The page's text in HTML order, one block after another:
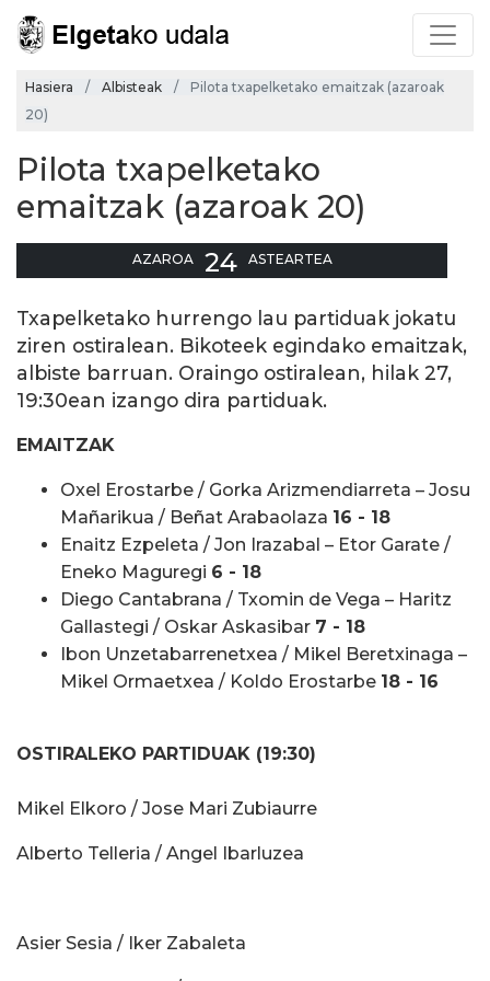
Hasiera Albisteak
Pilota txapelketako emaitzak (azaroak
20)
Pilota txapelketako
emaitzak (azaroak 20)
AZAROA 24 ASTEARTEA
Txapelketako hurrengo lau partiduak jokatu
ziren ostiralean. Bikoteek egindako emaitzak,
albiste barruan. Oraingo ostiralean, hilak 27,
19:30ean izango dira partiduak.
EMAITZAK
Oxel Erostarbe / Gorka Arizmendiarreta – Josu
Mañarikua / Beñat Arabaolaza 16 - 18
Enaitz Ezpeleta / Jon Irazabal – Etor Garate /
Eneko Maguregi 6 - 18
Diego Cantabrana / Txomin de Vega – Haritz
Gallastegi / Oskar Askasibar 7 - 18
Ibon Unzetabarrenetxea / Mikel Beretxinaga –
Mikel Ormaetxea / Koldo Erostarbe 18 - 16
OSTIRALEKO PARTIDUAK (19:30)
Mikel Elkoro / Jose Mari Zubiaurre
Alberto Telleria / Angel Ibarluzea
Asier Sesia / Iker Zabaleta